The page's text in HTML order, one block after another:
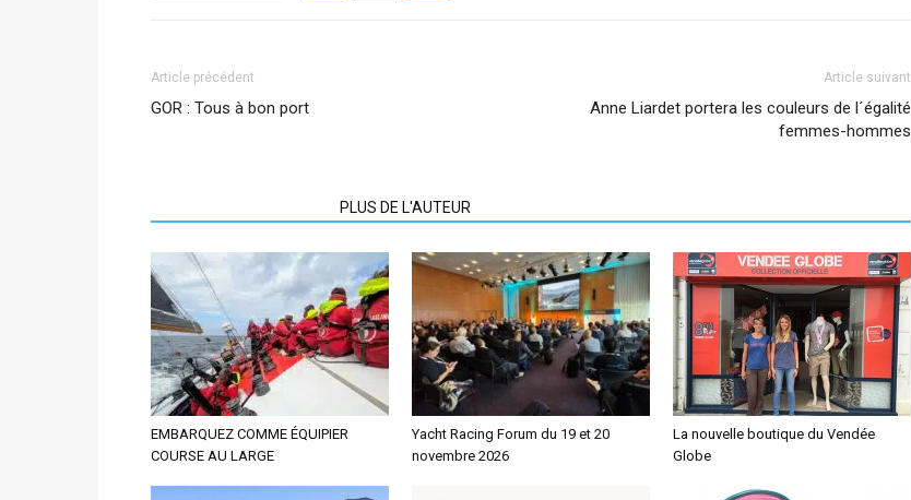
Article précédent
GOR : Tous à bon port
Article suivant
Anne Liardet portera les couleurs de l´égalité
femmes-hommes
PLUS DE L'AUTEUR
EMBARQUEZ COMME ÉQUIPIER
COURSE AU LARGE
Yacht Racing Forum du 19 et 20
novembre 2026
La nouvelle boutique du Vendée
Globe